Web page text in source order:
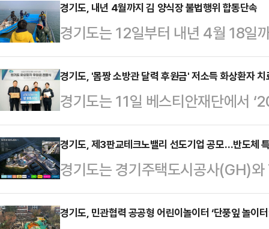
을 지급한다고 12일 밝혔다.보상
원이다. 포상금은 폐기물관리법 위
실 신고(100만원) 등이다.보상금
무등록업체에게 하도급하고 부당
로, 공익제보지원위원회는 공정한
예방에 크게 기여…
경기도, 내년 4월까지 김 양식장 불법행위 합동단속
경기도는 12일부터 내년 4월 18일
법사용 등 도내 김 양식장 불법행위
고 밝혔다.도는 김 채취가 본격화되
고 이를 근절하기 위해 단속에 나
(화성시 48, 안산시 18)로 경기도,
참여해 매월 2회 이상 합동단속을
법 사용 행위, 무면허 양식업 경영
경영…
경기도, '몸짱 소방관 달력 후원금' 저소득 화상환자
경기도는 11일 베스티안재단에서
후원금 전달식’을 열고 베스티안재
원금 약 1280만원을 전달했다고
금은 경기도 거주 저소득 화상 환자
정이다.베스티안재단은 2011년 설
예방 사업, 화상 치료지원, 정신 회
경기도, 제3판교테크노밸리 선도기업 공모…반도체
경기도는 경기주택도시공사(GH)
1-4와 3번 용지에 입주할 첨단산업
특화기업인 에이직랜드 컨소시엄
경기도, 민관협력 공공형 어린이놀이터 ‘단풍잎 놀이